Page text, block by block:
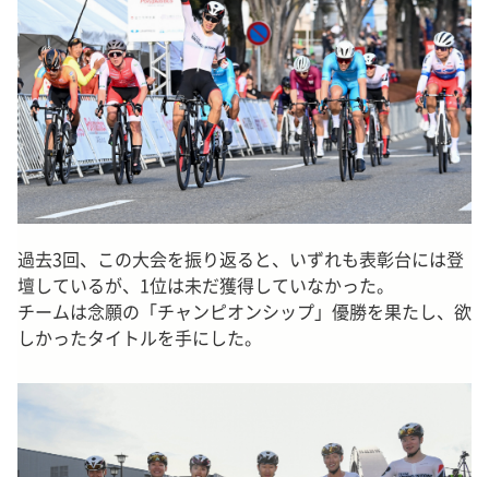
過去3回、この大会を振り返ると、いずれも表彰台には登
壇しているが、1位は未だ獲得していなかった。
チームは念願の「チャンピオンシップ」優勝を果たし、欲
しかったタイトルを手にした。